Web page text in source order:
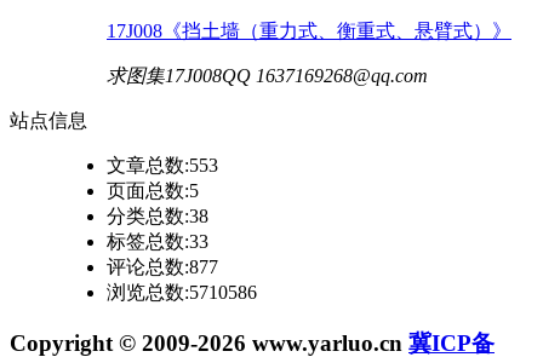
17J008《挡土墙（重力式、衡重式、悬臂式）》
求图集17J008QQ 1637169268@qq.com
站点信息
文章总数:553
页面总数:5
分类总数:38
标签总数:33
评论总数:877
浏览总数:5710586
Copyright © 2009-2026 www.yarluo.cn 冀ICP备